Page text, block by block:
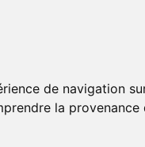
de navigation
la provenance